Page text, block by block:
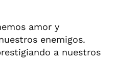
amor y
enemigos.
a nuestros